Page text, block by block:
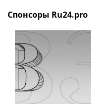
Спонсоры Ru24.pro